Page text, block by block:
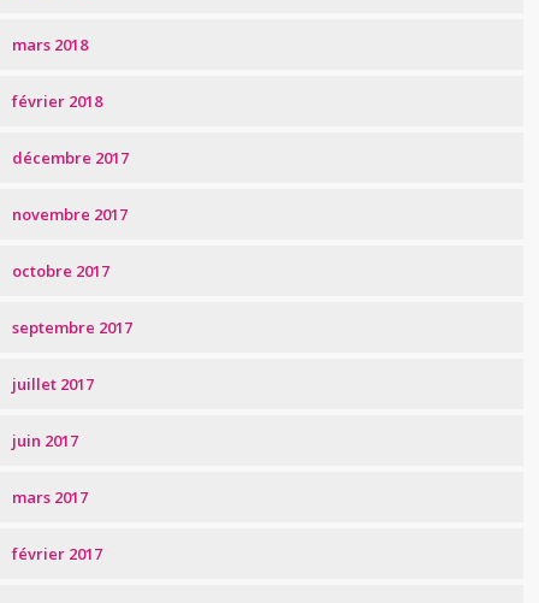
mars 2018
février 2018
décembre 2017
novembre 2017
octobre 2017
septembre 2017
juillet 2017
juin 2017
mars 2017
février 2017